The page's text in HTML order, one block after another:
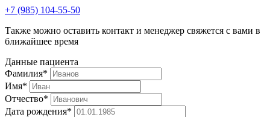
+7 (985) 104-55-50
Также можно оставить контакт и менеджер свяжется с вами в
ближайшее время
Данные пациента
Фамилия*
Имя*
Отчество*
Дата рождения*